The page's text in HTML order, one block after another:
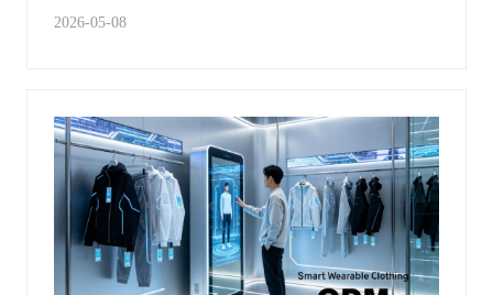
2026-05-08